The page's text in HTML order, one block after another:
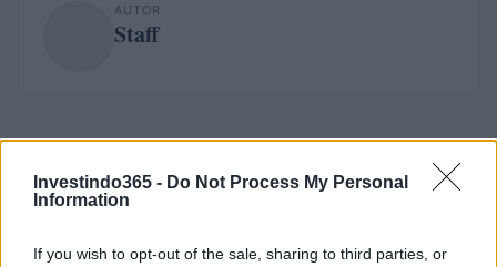
Investindo365 - Do Not Process My Personal
Information
If you wish to opt-out of the sale, sharing to third parties, or
AUTOR
Staff